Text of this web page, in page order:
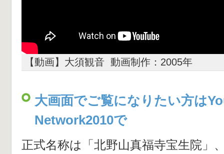
【動画】大須観音 動画制作：2005年
大画面でご覧になりたい方は
Network2010で
正式名称は「北野山真福寺宝生院」